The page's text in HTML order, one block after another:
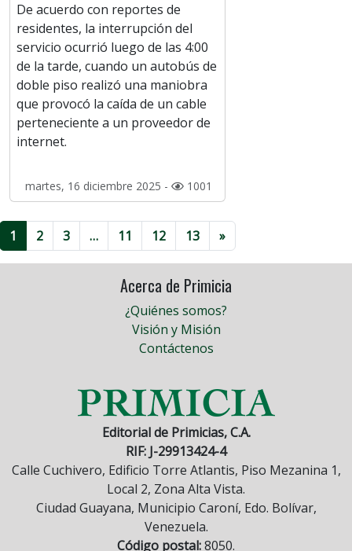
De acuerdo con reportes de
residentes, la interrupción del
servicio ocurrió luego de las 4:00
de la tarde, cuando un autobús de
doble piso realizó una maniobra
que provocó la caída de un cable
perteneciente a un proveedor de
internet.
martes, 16 diciembre 2025 - 1001
1 2 3 … 11 12 13 »
Acerca de Primicia
¿Quiénes somos?
Visión y Misión
Contáctenos
Editorial de Primicias, C.A.
RIF: J-29913424-4
Calle Cuchivero, Edificio Torre Atlantis, Piso Mezanina 1,
Local 2, Zona Alta Vista.
Ciudad Guayana, Municipio Caroní, Edo. Bolívar,
Venezuela.
Código postal:8050.